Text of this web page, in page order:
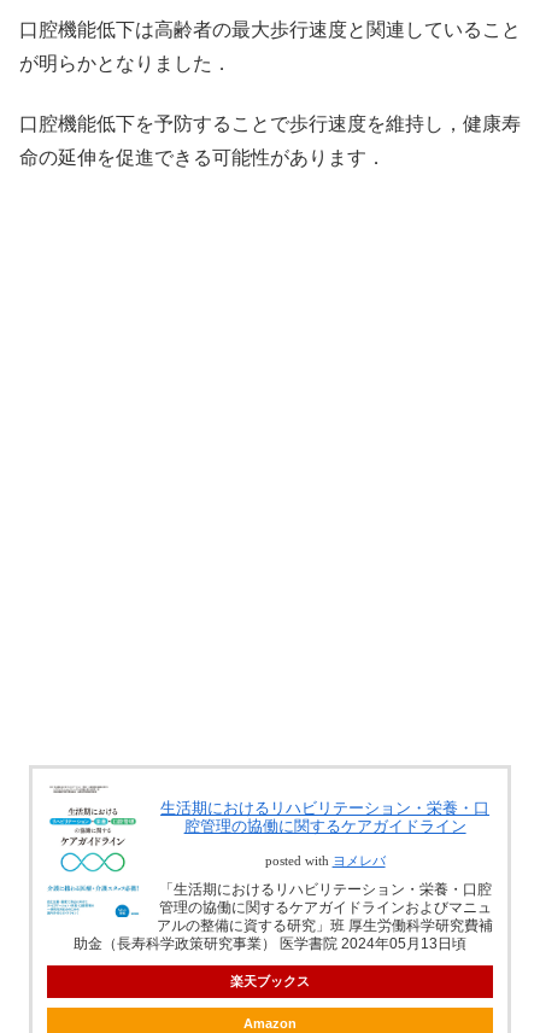
口腔機能低下は高齢者の最大歩行速度と関連していること
が明らかとなりました．
口腔機能低下を予防することで歩行速度を維持し，健康寿
命の延伸を促進できる可能性があります．
生活期におけるリハビリテーション・栄養・口
腔管理の協働に関するケアガイドライン
posted with ヨメレバ
「生活期におけるリハビリテーション・栄養・口腔
管理の協働に関するケアガイドラインおよびマニュ
アルの整備に資する研究」班 厚生労働科学研究費補
助金（長寿科学政策研究事業） 医学書院 2024年05月13日頃
楽天ブックス
Amazon